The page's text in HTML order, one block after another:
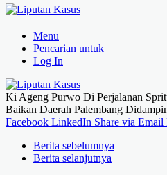
Menu
Pencarian untuk
Log In
Ki Ageng Purwo Di Perjalanan
Baikan Daerah Palembang
Facebook LinkedIn Share via Email
Berita sebelumnya
Berita selanjutnya